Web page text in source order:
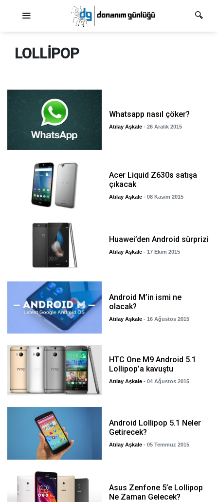
LOLLIPOP
Whatsapp nasıl çöker?
Atılay Aşkale - 26 Aralık 2015
Acer Liquid Z630s satışa
çıkacak
Atılay Aşkale - 08 Kasım 2015
Huawei’den Android sürprizi
Atılay Aşkale - 17 Ekim 2015
Android M’in ismi ne
olacak?
Atılay Aşkale - 16 Ağustos 2015
HTC One M9 Android 5.1
Lollipop’a kavuştu
Atılay Aşkale - 04 Ağustos 2015
Android Lollipop 5.1 Neler
Getirecek?
Atılay Aşkale - 05 Temmuz 2015
Asus Zenfone 5’e Lollipop
Ne Zaman Gelecek?